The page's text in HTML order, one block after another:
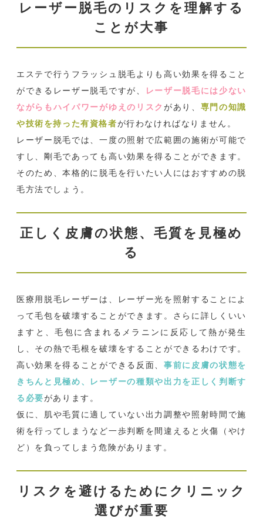
レーザー脱毛のリスクを理解する
ことが大事
エステで行うフラッシュ脱毛よりも高い効果を得ること
ができるレーザー脱毛ですが、
レーザー脱毛には少ない
ながらもハイパワーがゆえのリスク があり、 専門の知識
や技術を持った有資格者が行わなければなりません。
レーザー脱毛では、一度の照射で広範囲の施術が可能で
すし、剛毛であっても高い効果を得ることができます。
そのため、本格的に脱毛を行いたい人にはおすすめの脱
毛方法でしょう。
正しく皮膚の状態、毛質を見極め
る
医療用脱毛レーザーは、レーザー光を照射することによ
って毛包を破壊することができます。さらに詳しくいい
ますと、毛包に含まれるメラニンに反応して熱が発生
し、その熱で毛根を破壊をすることができるわけです。
高い効果を得ることができる反面、 事前に皮膚の状態を
きちんと見極め、レーザーの種類や出力を正しく判断す
る必要があります。
仮に、肌や毛質に適していない出力調整や照射時間で施
術を行ってしまうなど一歩判断を間違えると火傷（やけ
ど）を負ってしまう危険があります。
リスクを避けるためにクリニック
選びが重要